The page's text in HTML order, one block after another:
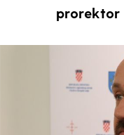
prorektor